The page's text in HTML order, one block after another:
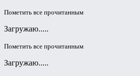
Пометить все прочитанным
Загружаю.....
Пометить все прочитанным
Загружаю.....